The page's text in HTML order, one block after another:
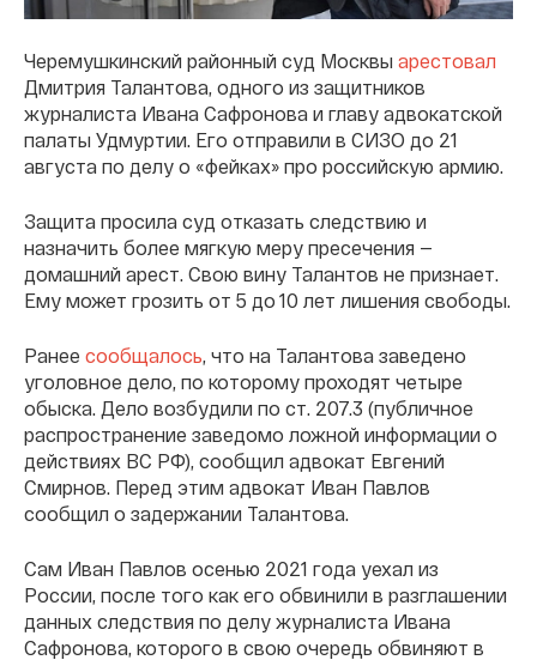
Черемушкинский районный суд Москвы арестовал
Дмитрия Талантова, одного из защитников
журналиста Ивана Сафронова и главу адвокатской
палаты Удмуртии. Его отправили в СИЗО до 21
августа по делу о «фейках» про российскую армию.
Защита просила суд отказать следствию и
назначить более мягкую меру пресечения —
домашний арест. Свою вину Талантов не признает.
Ему может грозить от 5 до 10 лет лишения свободы.
Ранее сообщалось , что на Талантова заведено
уголовное дело, по которому проходят четыре
обыска. Дело возбудили по ст. 207.3 (публичное
распространение заведомо ложной информации о
действиях ВС РФ), сообщил адвокат Евгений
Смирнов. Перед этим адвокат Иван Павлов
сообщил о задержании Талантова.
Сам Иван Павлов осенью 2021 года уехал из
России, после того как его обвинили в разглашении
данных следствия по делу журналиста Ивана
Сафронова, которого в свою очередь обвиняют в